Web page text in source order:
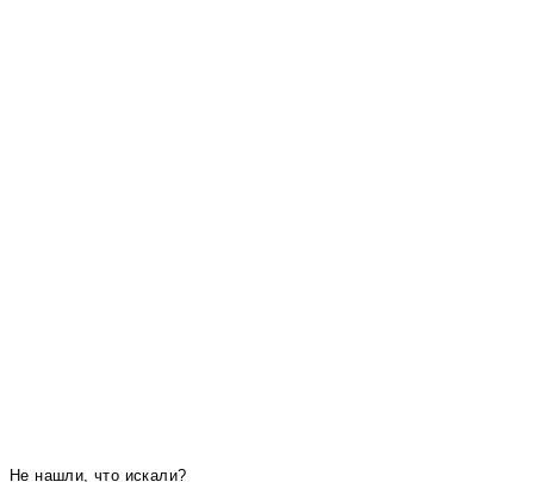
Не нашли, что искали?